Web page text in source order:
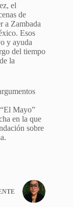
el
de
a Zambada
Esos
y ayuda
del tiempo
la
Mayo”
en la que
sobre